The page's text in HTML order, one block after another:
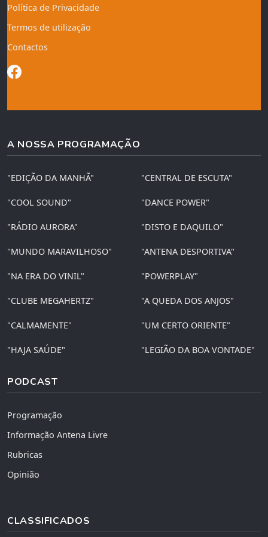
Política de Privacidade
Termos de utilização
Contactos
A NOSSA PROGRAMAÇÃO
"EDIÇÃO DA MANHÃ" "CENTRAL DE ESCUTA"
"COOL SOUND" "DANCE POWER"
"RÁDIO AURORA" "DISTO E DAQUILO"
"MUNDO MARAVILHOSO" "ANTENA DESPORTIVA"
"NA ERA DO VINIL" "POWERPLAY"
"CLUBE MEGAHERTZ" "A QUEDA DOS ANJOS"
"CALMAMENTE" "UM CERTO ORIENTE"
"HAJA SAÚDE" "LEGIÃO DA BOA VONTADE"
PODCAST
Programação
Informação Antena Livre
Rubricas
Opinião
CLASSIFICADOS